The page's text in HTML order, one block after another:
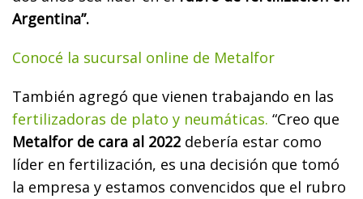
Argentina”.
Conocé la sucursal online de Metalfor
También agregó que vienen trabajando en las
fertilizadoras de plato y neumáticas. “Creo que
Metalfor de cara al 2022 debería estar como
líder en fertilización, es una decisión que tomó
la empresa y estamos convencidos que el rubro